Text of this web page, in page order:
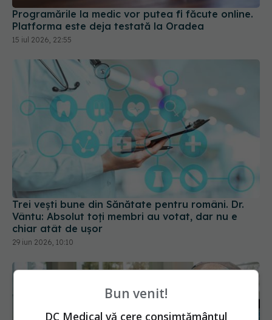
15 iul 2026, 22:55
Trei vești bune din Sănătate pentru români. Dr.
Vântu: Absolut toți membri au votat, dar nu e
chiar atât de ușor
29 iun 2026, 10:10
Bun venit!
DC Medical vă cere consimțământul